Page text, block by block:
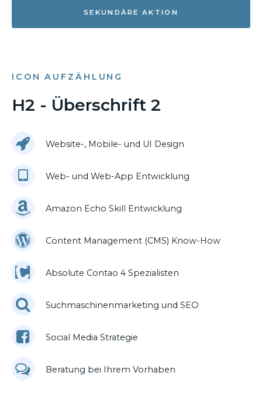
SEKUNDÄRE AKTION
ICON AUFZÄHLUNG
H2 - Überschrift 2
Website-, Mobile- und UI Design
Web- und Web-App Entwicklung
Amazon Echo Skill Entwicklung
Content Management (CMS) Know-How
Absolute Contao 4 Spezialisten
Suchmaschinenmarketing und SEO
Social Media Strategie
Beratung bei Ihrem Vorhaben